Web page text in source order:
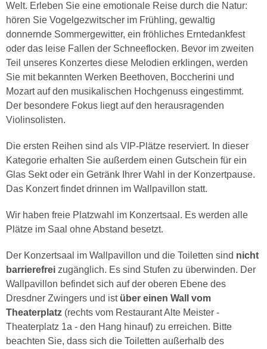
Welt. Erleben Sie eine emotionale Reise durch die Natur:
hören Sie Vogelgezwitscher im Frühling, gewaltig
donnernde Sommergewitter, ein fröhliches Erntedankfest
oder das leise Fallen der Schneeflocken. Bevor im zweiten
Teil unseres Konzertes diese Melodien erklingen, werden
Sie mit bekannten Werken Beethoven, Boccherini und
Mozart auf den musikalischen Hochgenuss eingestimmt.
Der besondere Fokus liegt auf den herausragenden
Violinsolisten.
Die ersten Reihen sind als VIP-Plätze reserviert. In dieser
Kategorie erhalten Sie außerdem einen Gutschein für ein
Glas Sekt oder ein Getränk Ihrer Wahl in der Konzertpause.
Das Konzert findet drinnen im Wallpavillon statt.
Wir haben freie Platzwahl im Konzertsaal. Es werden alle
Plätze im Saal ohne Abstand besetzt.
Der Konzertsaal im Wallpavillon und die Toiletten sind nicht
barrierefrei zugänglich. Es sind Stufen zu überwinden. Der
Wallpavillon befindet sich auf der oberen Ebene des
Dresdner Zwingers und ist über einen Wall vom
Theaterplatz (rechts vom Restaurant Alte Meister -
Theaterplatz 1a - den Hang hinauf) zu erreichen. Bitte
beachten Sie, dass sich die Toiletten außerhalb des